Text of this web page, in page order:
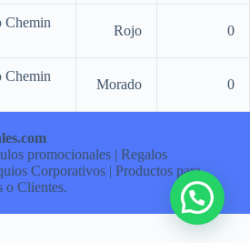
Chemin
Rojo 0
Chemin
Morado 0
promocionales | Regalos
Corporativos | Productos para
o Clientes.